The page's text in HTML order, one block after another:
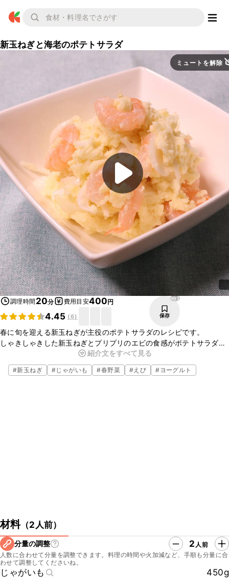
新玉ねぎと海老のポテトサラダ
ミュートを解除
調理時間 20分 費用目安400円
4.45 (6)
993
保存
春に旬を迎える新玉ねぎが主役のポテトサラダのレシピです。
しゃきしゃきした新玉ねぎとプリプリのエビの食感がポテトサラダの
いいアクセントになります。
とっても簡単なので是非作ってみてはいかがでしょうか。
紹介文をすべて見る
#新玉ねぎ #じゃがいも #春野菜 #えび #ヨーグルト
材料（2人前）
分量の調整 2 人前
人数に合わせて分量を調整できます。料理の時間や火加減など、手順も分量に合
わせて調整してくださいね。
じゃがいも
450g